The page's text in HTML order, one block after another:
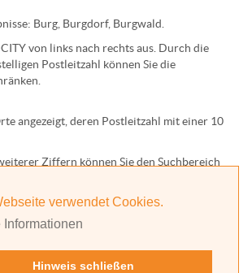
verwendet Cookies.
Informationen
Hinweis schließen
Burg Burgdorf, Burgwald.
von links nach rechts aus. Durch die
Postleitzahl können Sie die
angezeigt, deren Postleitzahl mit einer 10
Ziffern können Sie den Suchbereich
Ihnen ausschließlich die zu dieser
Kommune; in diesem Fall Berlin.